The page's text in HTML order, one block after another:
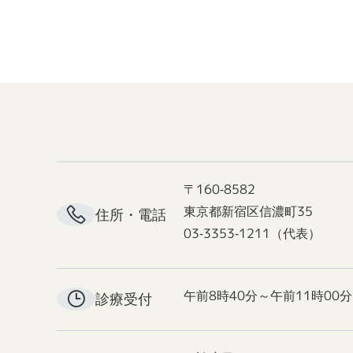
住所・電話
〒160-8582
東京都新宿区信濃町35
03-3353-1211（代表）
診療受付 午前8時40分～午前11時00分